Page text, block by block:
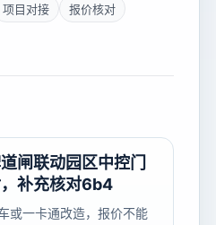
项目对接
报价核对
闸联动园区中控门
补充核对6b4
或一卡通改造，报价不能